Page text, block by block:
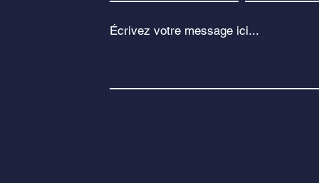
Écrivez votre message ici...